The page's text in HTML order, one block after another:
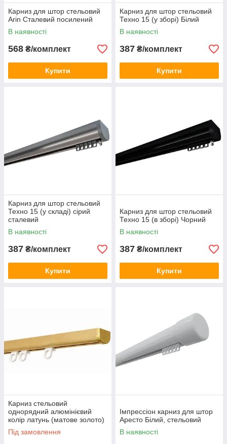
Карниз для штор стельовий
Arin Сталевий посилений
В наявності
568 ₴/комплект
Купити
Карниз для штор стельовий
Техно 15 (у зборі) Білий
В наявності
387 ₴/комплект
Купити
Карниз для штор стельовий
Техно 15 (у складі) сірий
сталевий
В наявності
387 ₴/комплект
Купити
Карниз для штор стельовий
Техно 15 (в зборі) Чорний
В наявності
387 ₴/комплект
Купити
Карниз стельовий
однорядний алюмінієвий
колір латунь (матове золото)
Техно 15
Під замовлення
Імпрессіон карниз для штор
Аресто Білий, стельовий
В наявності